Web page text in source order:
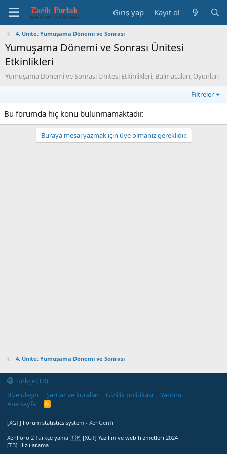
Giriş yap Kayıt ol
4. Ünite: Yumuşama Dönemi ve Sonrası
Yumuşama Dönemi ve Sonrası Ünitesi
Etkinlikleri
Yumuşama Dönemi ve Sonrası Ünitesi Etkinlikleri, Bulmacaları, Oyunları
Filtreler
Bu forumda hiç konu bulunmamaktadır.
Buraya mesaj yazmak için üye olmanız gereklidir.
4. Ünite: Yumuşama Dönemi ve Sonrası
Türkçe (TR)
Bize ulaşın
Şartlar ve kurallar Gizlilik politikası
Yardım
Ana sayfa
R
[XGT] Forum statistics system - XenGenTr
XenForo 2 Türkçe yama 🇹🇷 [XGT] Yazılım ve web hizmetleri 2024
[TB] Hızlı arama